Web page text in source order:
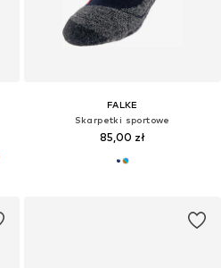
FALKE
Skarpetki sportowe
85,00 zł